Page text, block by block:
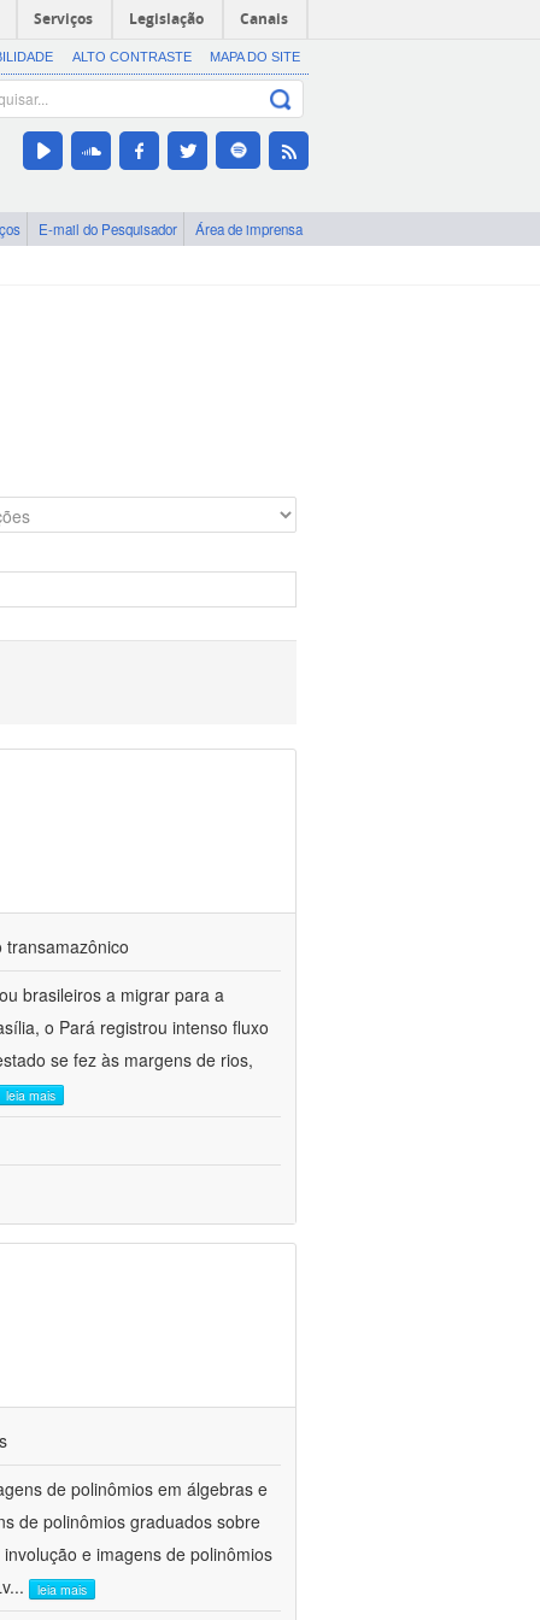
Serviços Legislação Canais
ALTO CONTRASTE MAPA DO SITE
E-mail do Pesquisador Área de imprensa
brasileiros a migrar para a
o Pará registrou intenso fluxo
se fez às margens de rios,
leia mais
de polinômios em álgebras e
de polinômios graduados sobre
e imagens de polinômios
... leia mais